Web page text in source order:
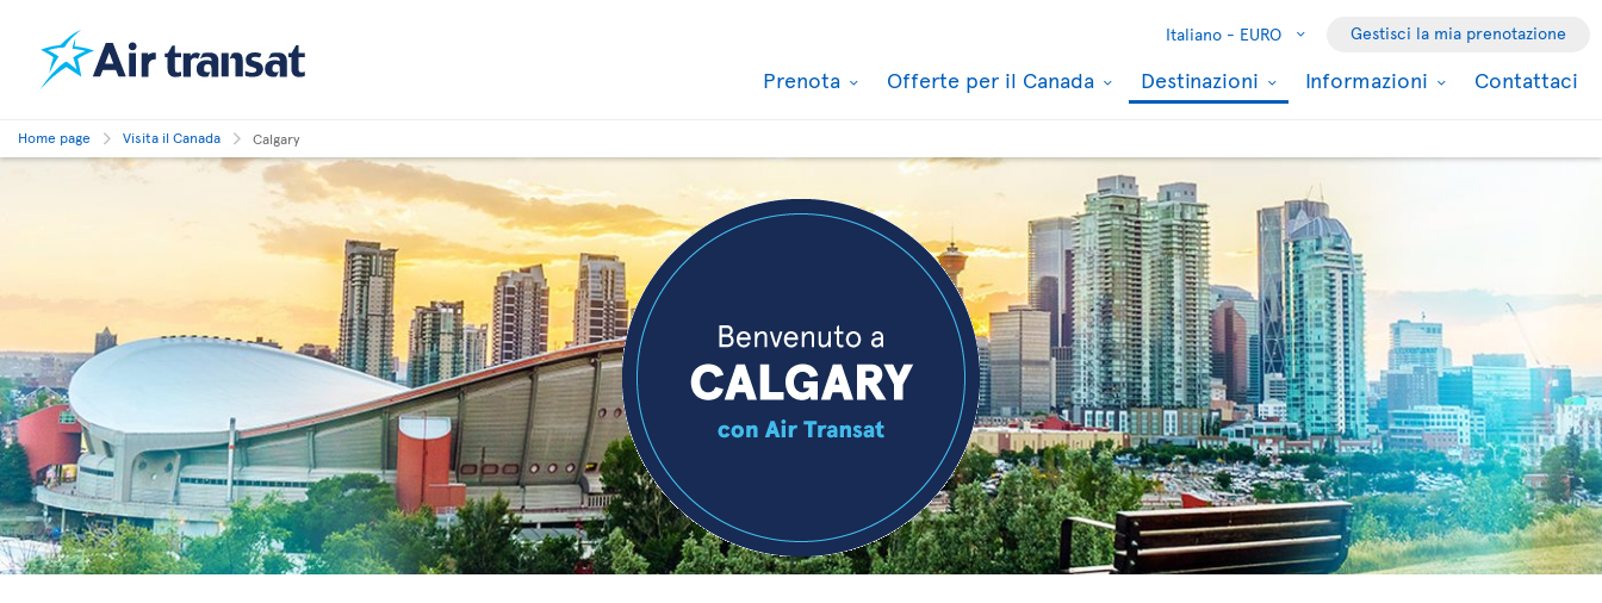
Italiano - EURO Gestisci la mia prenotazione
Prenota Offerte per il Canada Destinazioni Informazioni Contattaci
Home page Visita il Canada Calgary